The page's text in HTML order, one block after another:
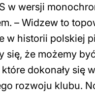
w wersji
– Widzew to
w historii polskiej
że możemy
dokonały się
rozwoju klubu.